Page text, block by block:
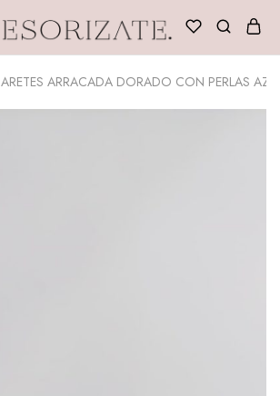
ARETES ARRACADA DORADO CON PERLAS